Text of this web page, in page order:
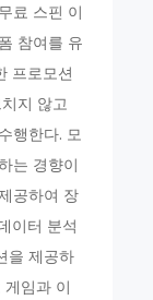
료 스핀 이
참여를 유
프로모션
지 않고
행한다. 모
는 경향이
공하여 장
이터 분석
을 제공하
임과 이